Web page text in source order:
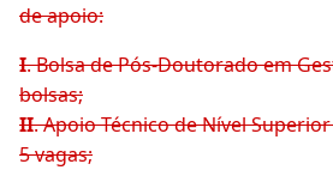
de apoio:
I. Bolsa de Pós-Doutorado em
bolsas;
II. Apoio Técnico de Nível
5 vagas;